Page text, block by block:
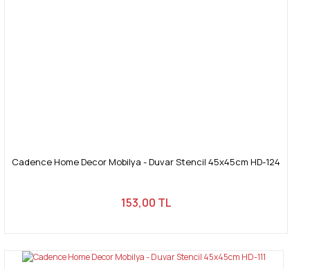
Cadence Home Decor Mobilya - Duvar Stencil 45x45cm HD-124
153,00 TL